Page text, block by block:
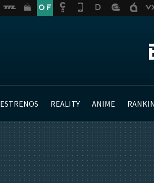
ESTRENOS REALITY ANIME